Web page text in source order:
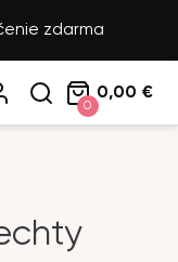
zdarma
0
0,00 €